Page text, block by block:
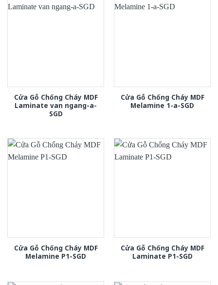
Cửa Gỗ Chống Cháy MDF
Laminate van ngang-a-
SGD
Cửa Gỗ Chống Cháy MDF
Melamine 1-a-SGD
Cửa Gỗ Chống Cháy MDF
Melamine P1-SGD
Cửa Gỗ Chống Cháy MDF
Laminate P1-SGD